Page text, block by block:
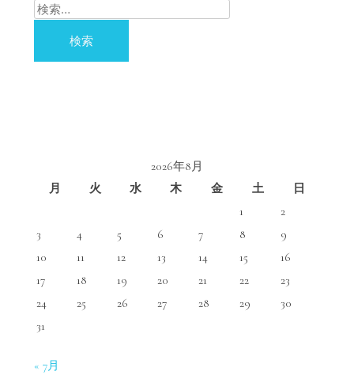
検
2026年8月
月
火 水 木 金 土
日
1
2
3
4 5 6 7 8
9
10
11 12 13 14 15
16
17
18 19 20 21 22
23
24
25 26 27 28 29
30
31
« 7月